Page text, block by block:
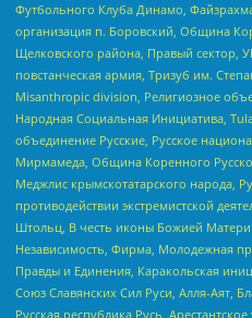
Футбольного Клуба Динамо,
организация п. Боровский, Община
Щелковского района, Правый сектор,
повстанческая армия, Тризуб им.
Misanthropic division, Религиозное
Народная Социальная Инициатива,
объединение Русские, Русское
Мирмамеда, Община Коренного
Меджлис крымскотатарского народа,
противодействии экстремистской
Штольц, В честь иконы Божией Матери
Независимость, Фирма, Молодежная
Правды и Единения, Каракольская
Союз Славянских Сил Руси, Алля-Аят,
Русская республика Русь,